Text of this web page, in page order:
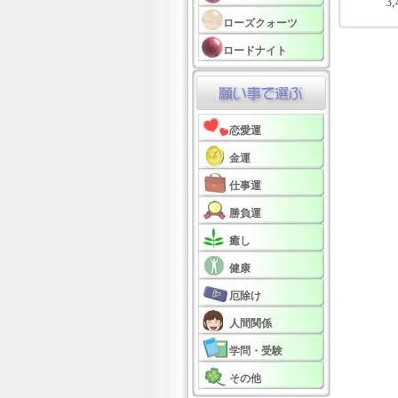
ローズクォーツ
ロードナイト
恋愛運
金運
仕事運
勝負運
癒し
健康
厄除け
人間関係
学問・受験
その他